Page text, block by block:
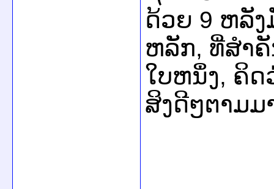
ດ້ວຍ 9 ຫລັ
ຫລັກ, ທີ່ສຳ
ໃບຫນຶ່ງ, ຄິດ
ສິງດີໆຕາມມ